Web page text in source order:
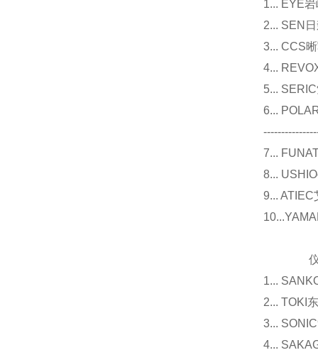
1... EYE
2... SEN
3... CCS
4...
5...
6...
7...
8...
9...
仪器
1...
2... TOKI
3...
4...